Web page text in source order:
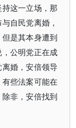
这一立场，那
自民党离婚，
是其本身遭到
公明党正在成
婚，安倍领导
些法案可能在
非，安倍找到